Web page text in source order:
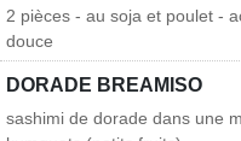
2 pièces - au soja et poulet -
douce
DORADE BREAMISO
sashimi de dorade dans une